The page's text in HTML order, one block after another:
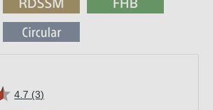
5つの星のうち
4.7 (3件のレビュー
)